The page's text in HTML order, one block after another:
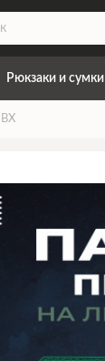
Рюкзаки и сумки